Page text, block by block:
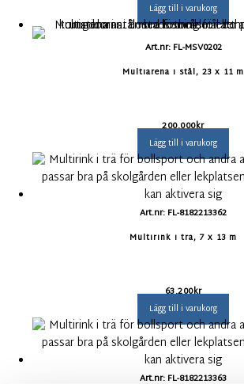
Lägg till i varukorg
Art.nr: FL-MSV0202
Multiarena i stål, 23 x 11 m
200.000kr
Lägg till i varukorg
Art.nr: FL-8182213362
Multirink i trä, 7 x 13 m
63.200kr
Lägg till i varukorg
Art.nr: FL-8182213363